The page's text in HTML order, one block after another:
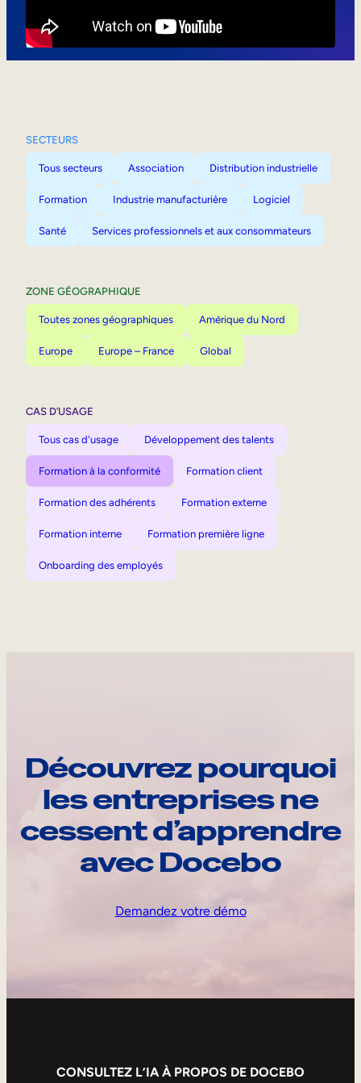
SECTEURS
Tous secteurs Association Distribution industrielle
Formation Industrie manufacturière Logiciel
Santé Services professionnels et aux consommateurs
ZONE GÉOGRAPHIQUE
Toutes zones géographiques Amérique du Nord
Europe Europe – France Global
CAS D’USAGE
Tous cas d'usage Développement des talents
Formation à la conformité Formation client
Formation des adhérents Formation externe
Formation interne Formation première ligne
Onboarding des employés
Découvrez pourquoi
les entreprises ne
cessent d’apprendre
avec Docebo
Demandez votre démo
CONSULTEZ L’IA À PROPOS DE DOCEBO